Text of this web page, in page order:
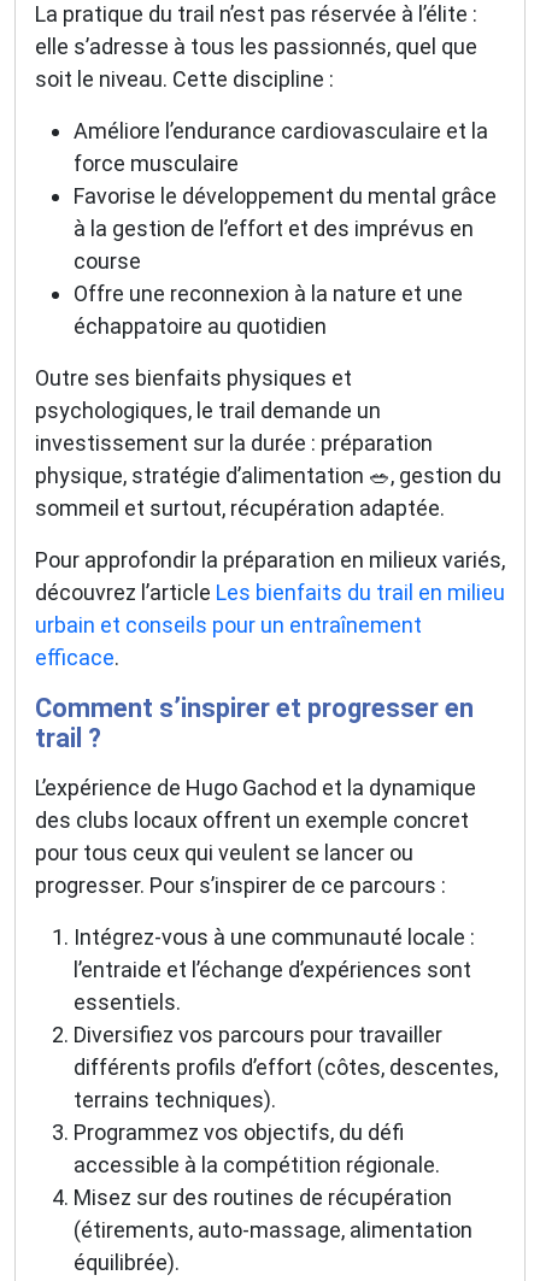
La pratique du trail n’est pas réservée à l’élite :
elle s’adresse à tous les passionnés, quel que
soit le niveau. Cette discipline :
Améliore l’endurance cardiovasculaire et la
force musculaire
Favorise le développement du mental grâce
à la gestion de l’effort et des imprévus en
course
Offre une reconnexion à la nature et une
échappatoire au quotidien
Outre ses bienfaits physiques et
psychologiques, le trail demande un
investissement sur la durée : préparation
physique, stratégie d’alimentation 🥗, gestion du
sommeil et surtout, récupération adaptée.
Pour approfondir la préparation en milieux variés,
découvrez l’article Les bienfaits du trail en milieu
urbain et conseils pour un entraînement
efficace.
Comment s’inspirer et progresser en
trail ?
L’expérience de Hugo Gachod et la dynamique
des clubs locaux offrent un exemple concret
pour tous ceux qui veulent se lancer ou
progresser. Pour s’inspirer de ce parcours :
Intégrez-vous à une communauté locale :
l’entraide et l’échange d’expériences sont
essentiels.
Diversifiez vos parcours pour travailler
différents profils d’effort (côtes, descentes,
terrains techniques).
Programmez vos objectifs, du défi
accessible à la compétition régionale.
Misez sur des routines de récupération
(étirements, auto-massage, alimentation
équilibrée).